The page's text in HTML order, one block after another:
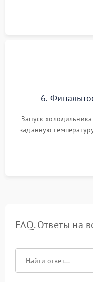
электронным весам.
6.
Запуск
заданную
компрессора,
срабатывания
FAQ. Ответы на